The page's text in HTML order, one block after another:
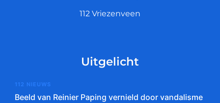
112 Vriezenveen
Uitgelicht
112 NIEUWS
Beeld van Reinier Paping vernield door vandalisme